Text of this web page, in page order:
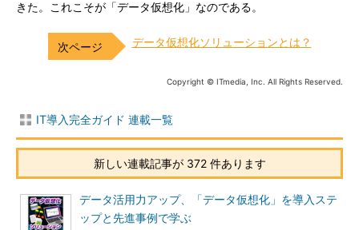
きた。これこそが「データ仮想化」なのである。
データ仮想化ソリューションとは？
Copyright © ITmedia, Inc. All Rights Reserved.
IT導入完全ガイド 連載一覧
新しい連載記事が 372 件あります
データ活用力アップ、「データ仮想化」を導入ステ
ップと先進事例で学ぶ